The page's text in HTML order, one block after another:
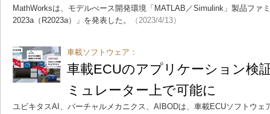
MathWorksは、モデルべース開発環境「MATLAB／Simulink」製品ファ
2023a（R2023a）」を発表した。
（2023/4/13）
車載ソフトウェア：
車載ECUのアプリケーション検
ミュレーター上で可能に
ユビキタスAI、バーチャルメカニクス、AIBODは、車載ECUソフトウェ